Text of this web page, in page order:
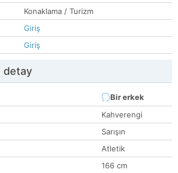
Konaklama / Turizm
Giriş
Giriş
detay
Bir erkek
Kahverengi
Sarışın
Atletik
166 cm